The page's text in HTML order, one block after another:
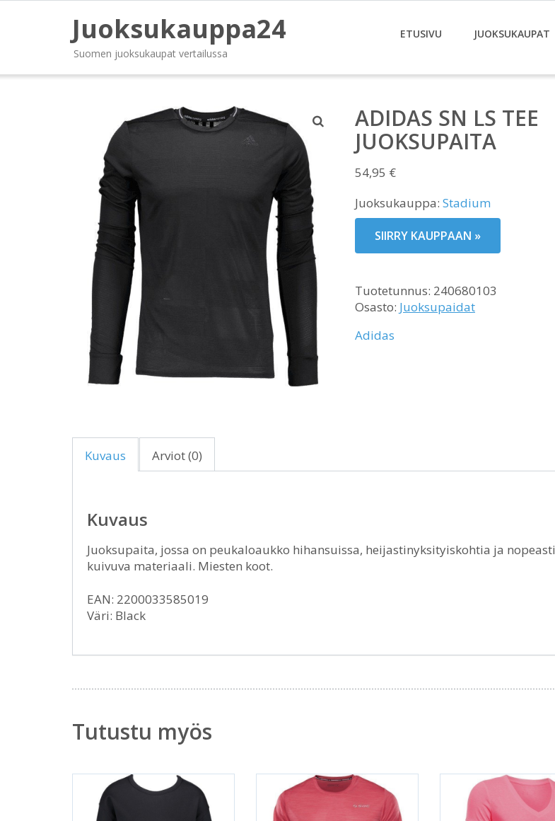
Juoksukauppa24
Suomen juoksukaupat vertailussa
ETUSIVU JUOKSUKAUPAT
ADIDAS SN LS TEE
JUOKSUPAITA
54,95 €
Juoksukauppa: Stadium
SIIRRY KAUPPAAN »
Tuotetunnus: 240680103
Osasto: Juoksupaidat
Adidas
Kuvaus Arviot (0)
Kuvaus
Juoksupaita, jossa on peukaloaukko hihansuissa, heijastinyksityiskohtia ja nopeasti
kuivuva materiaali. Miesten koot.
EAN: 2200033585019
Väri: Black
Tutustu myös